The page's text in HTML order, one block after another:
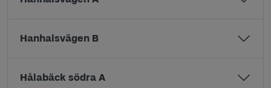
Hanhalsvägen B
Hålabäck södra A